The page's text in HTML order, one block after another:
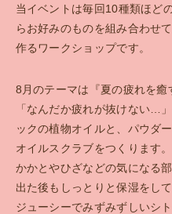
お問
当イベントは毎回10種類ほど
らお好みのものを組み合わせ
作るワークショップです。
8月のテーマは『夏の疲れを癒
「なんだか疲れが抜けない…
ックの植物オイルと、パウダ
オイルスクラブをつくります。
かかとやひざなどの気になる
出た後もしっとりと保湿をして
ジューシーでみずみずしいシ